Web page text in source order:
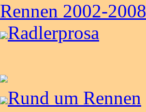
Rennen 2002-2008
Radlerprosa
Rund um Rennen